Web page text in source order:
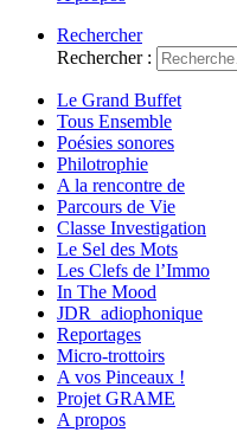
Rechercher
Rechercher :
Le Grand Buffet
Tous Ensemble
Poésies sonores
Philotrophie
A la rencontre de
Parcours de Vie
Classe Investigation
Le Sel des Mots
Les Clefs de l’Immo
In The Mood
JDR_adiophonique
Reportages
Micro-trottoirs
A vos Pinceaux !
Projet GRAME
A propos